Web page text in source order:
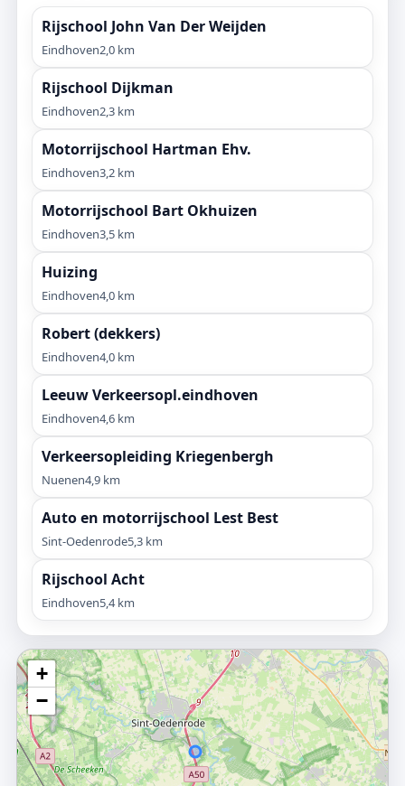
Rijschool John Van Der Weijden
Eindhoven2,0 km
Rijschool Dijkman
Eindhoven2,3 km
Motorrijschool Hartman Ehv.
Eindhoven3,2 km
Motorrijschool Bart Okhuizen
Eindhoven3,5 km
Huizing
Eindhoven4,0 km
Robert (dekkers)
Eindhoven4,0 km
Leeuw Verkeersopl.eindhoven
Eindhoven4,6 km
Verkeersopleiding Kriegenbergh
Nuenen4,9 km
Auto en motorrijschool Lest Best
Sint-Oedenrode5,3 km
Rijschool Acht
Eindhoven5,4 km
+
−